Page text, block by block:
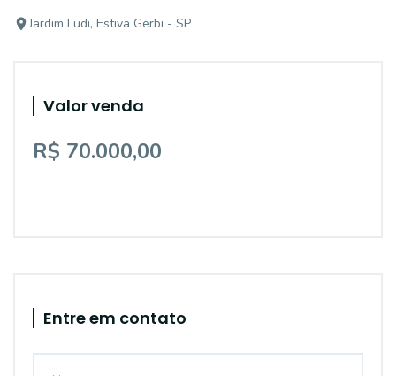
Jardim Ludi, Estiva Gerbi - SP
Valor venda
R$ 70.000,00
Entre em contato